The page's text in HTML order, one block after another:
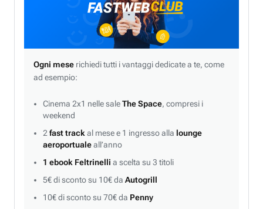
Ogni mese richiedi tutti i vantaggi dedicate a te, come
ad esempio:
Cinema 2x1 nelle saleThe Space, compresi i
weekend
2 fast track al mese e 1 ingresso alla lounge
aeroportualeall’anno
1 ebook Feltrinelli a scelta su 3 titoli
5€ di sconto su 10€ da Autogrill
10€ di sconto su 70€ da Penny